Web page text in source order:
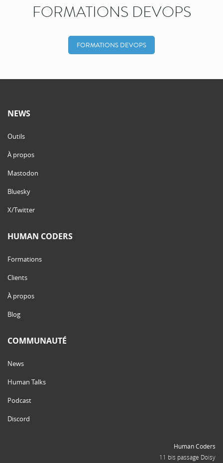
FORMATIONS DEVOPS
FORMATIONS DEVOPS
NEWS
Outils
À propos
Mastodon
Bluesky
X/Twitter
HUMAN CODERS
Formations
Clients
À propos
Blog
COMMUNAUTÉ
News
Human Talks
Podcast
Discord
Human Coders
11 bis passage Doisy